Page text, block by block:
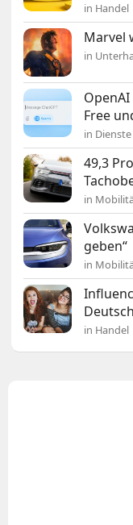
in Handel
Marvel
in
Free
in Dienste
49,3
in
geben“
in
in Handel